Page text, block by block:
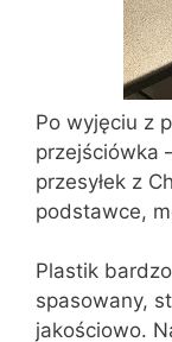
Po wyjęciu z
przejściówka
przesyłek z
podstawce,
Plastik
spasowany,
jakościowo.